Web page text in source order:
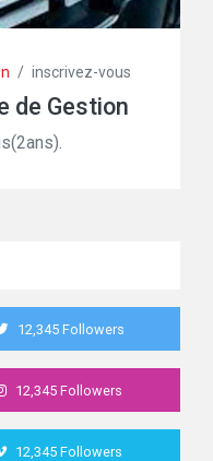
/ inscrivez-vous
de Gestion
12,345 Followers
12,345 Followers
12,345 Followers